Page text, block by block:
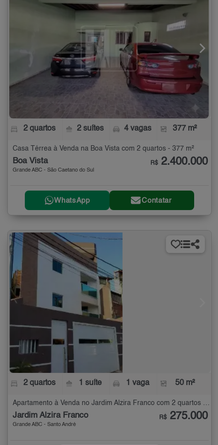
2 quartos 2 suítes 4 vagas 377 m²
Casa Térrea à Venda na Boa Vista com 2 quartos - 377 m²
Boa Vista
Grande ABC - São Caetano do Sul
R$ 2.400.000
WhatsApp Contatar
2 quartos 1 suíte 1 vaga 50 m²
Apartamento à Venda no Jardim Alzira Franco com 2 quartos - 50 m²
Jardim Alzira Franco
Grande ABC - Santo André
R$ 275.000